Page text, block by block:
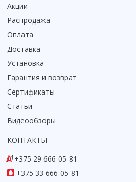
Акции
Распродажа
Оплата
Доставка
Установка
Гарантия и возврат
Сертификаты
Статьи
Видеообзоры
КОНТАКТЫ
+375 29 666-05-81
+375 33 666-05-81